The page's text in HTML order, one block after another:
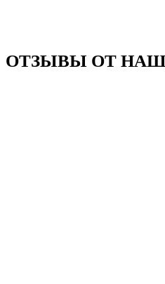
ОТЗЫВЫ ОТ